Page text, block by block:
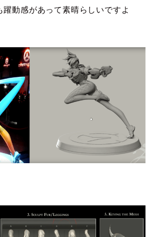
躍動感があって素晴らしいですよ